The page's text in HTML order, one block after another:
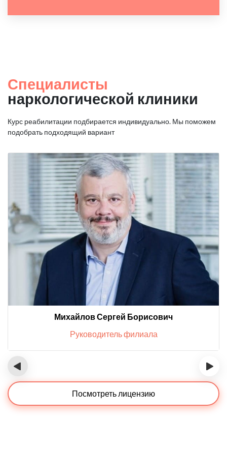
Специалисты
наркологической клиники
Курс реабилитации подбирается индивидуально. Мы поможем
подобрать подходящий вариант
Михайлов Сергей Борисович
Руководитель филиала
‹ ›
Посмотреть лицензию